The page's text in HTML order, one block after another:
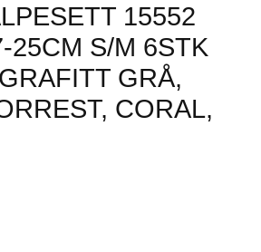
15552
25CM S/M 6STK
GRÅ,
CORAL,